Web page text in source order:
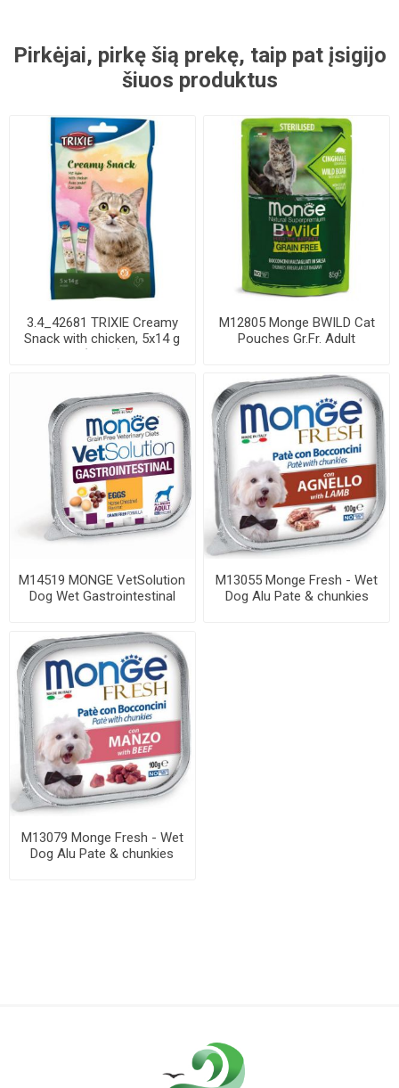
Pirkėjai, pirkę šią prekę, taip pat įsigijo
šiuos produktus
3.4_42681 TRIXIE Creamy
Snack with chicken, 5x14 g
(pak.6)
M12805 Monge BWILD Cat
Pouches Gr.Fr. Adult
M14519 MONGE VetSolution
Dog Wet Gastrointestinal
M13055 Monge Fresh - Wet
Dog Alu Pate & chunkies
M13079 Monge Fresh - Wet
Dog Alu Pate & chunkies